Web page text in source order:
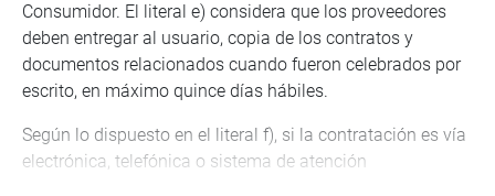
Consumidor. El literal e) considera que los proveedores
deben entregar al usuario, copia de los contratos y
documentos relacionados cuando fueron celebrados por
escrito, en máximo quince días hábiles.
Según lo dispuesto en el literal f), si la contratación es vía
electrónica, telefónica o sistema de atención